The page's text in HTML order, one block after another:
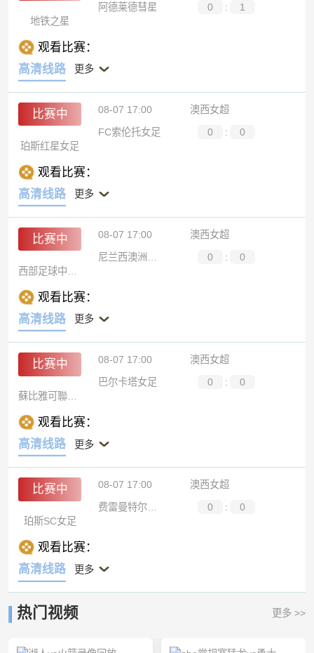
阿德莱德彗星
0 :
1
地铁之星
观看比赛：
高清线路
更多
比赛中 08-07 17:00
澳西女超
FC索伦托女足
0 :
0
珀斯红星女足
观看比赛：
高清线路
更多
比赛中 08-07 17:00
澳西女超
0 :
0
观看比赛：
高清线路
更多
比赛中 08-07 17:00
澳西女超
巴尔卡塔女足
0 :
0
观看比赛：
高清线路
更多
比赛中 08-07 17:00
澳西女超
费雷曼特尔市女足
0 :
0
珀斯SC女足
观看比赛：
高清线路
更多
热门视频 更多 >>